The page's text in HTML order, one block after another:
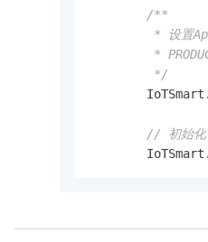
/**
* 设置
*
         */
// 初始化